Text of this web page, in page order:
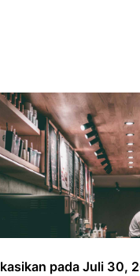
pada Juli 30,